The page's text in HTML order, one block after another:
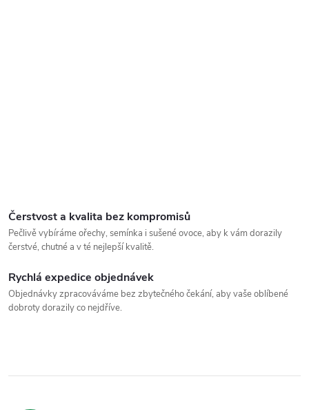
Čerstvost a kvalita bez kompromisů
Pečlivě vybíráme ořechy, semínka i sušené ovoce, aby k vám dorazily
čerstvé, chutné a v té nejlepší kvalitě.
Rychlá expedice objednávek
Objednávky zpracováváme bez zbytečného čekání, aby vaše oblíbené
dobroty dorazily co nejdříve.